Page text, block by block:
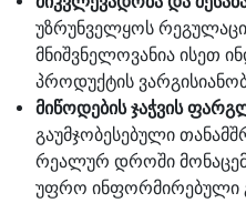
უზრუნველყოს
მნიშვნელოვანია ისეთ
პროდუქტის
მიწოდების ჯაჭვის
გაუმჯობესებული
რეალურ დროში
უფრო ინფორმირებული